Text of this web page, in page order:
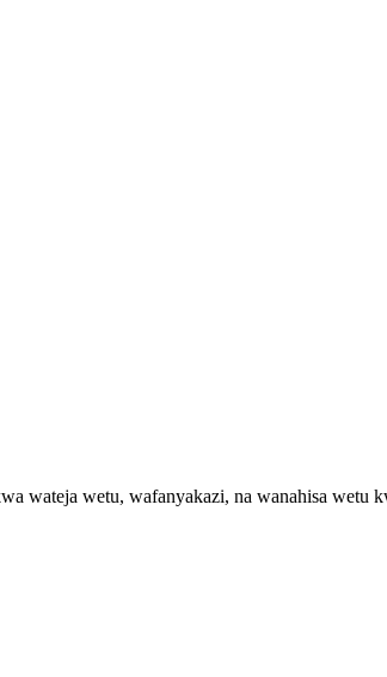
wateja wetu, wafanyakazi, na wanahisa wetu